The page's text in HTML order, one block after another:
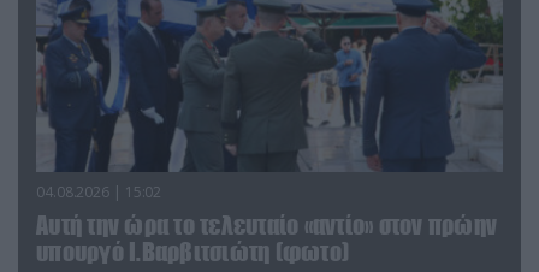
04.08.2026 | 15:02
Αυτή την ώρα το τελευταίο «αντίο» στον πρώην
υπουργό Ι.Βαρβιτσιώτη (φωτο)